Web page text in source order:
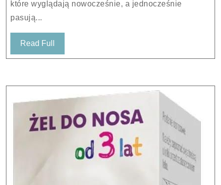
Czarne
które wyglądają nowocześnie, a jednocześnie
pasują...
Read Full
Full